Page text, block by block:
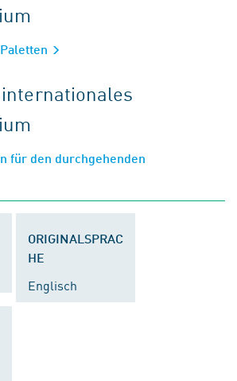
für den durchgehenden
ORIGINALSPRAC
HE
Englisch